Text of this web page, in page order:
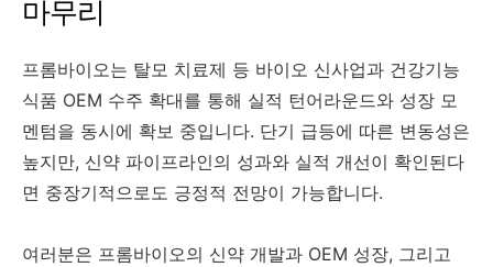
마무리
프롬바이오는 탈모 치료제 등 바이오 신사업과 건강기능
식품 OEM 수주 확대를 통해 실적 턴어라운드와 성장 모
멘텀을 동시에 확보 중입니다. 단기 급등에 따른 변동성은
높지만, 신약 파이프라인의 성과와 실적 개선이 확인된다
면 중장기적으로도 긍정적 전망이 가능합니다.
여러분은 프롬바이오의 신약 개발과 OEM 성장, 그리고